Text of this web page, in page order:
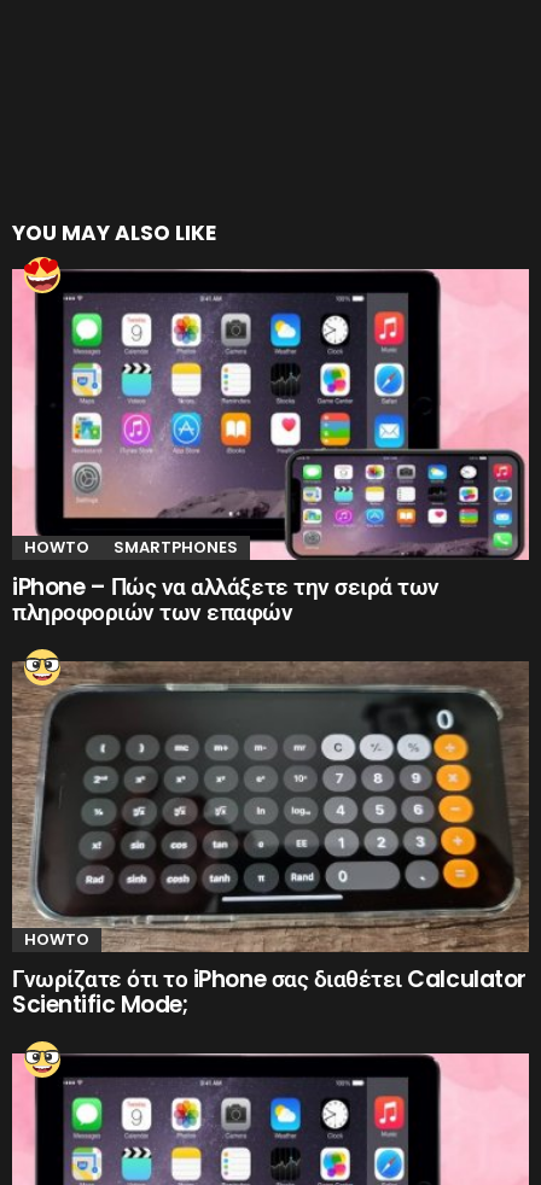
YOU MAY ALSO LIKE
HOWTO SMARTPHONES
iPhone – Πώς να αλλάξετε την σειρά των
πληροφοριών των επαφών
HOWTO
Γνωρίζατε ότι το iPhone σας διαθέτει Calculator
Scientific Mode;